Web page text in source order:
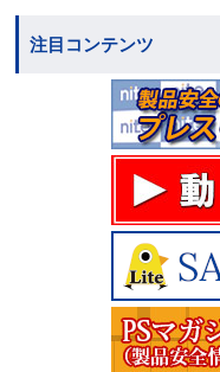
注目コンテンツ